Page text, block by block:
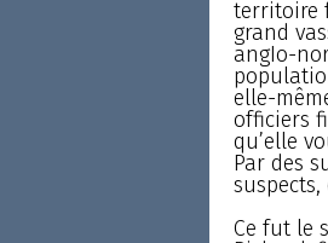
territoire
grand
angIo-
elle-
officiers
qu’elle
Par des
Ce fut le